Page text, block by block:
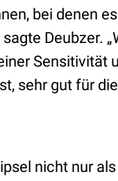
bei denen
Deubzer.
Sensitivität
sehr gut für die
nicht nur als